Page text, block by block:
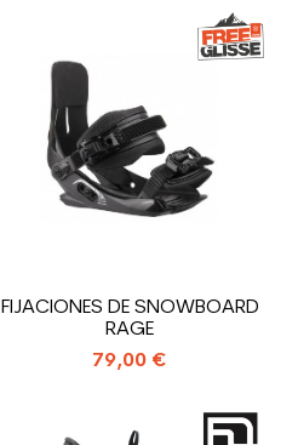
FIJACIONES DE SNOWBOARD
RAGE
79,00 €